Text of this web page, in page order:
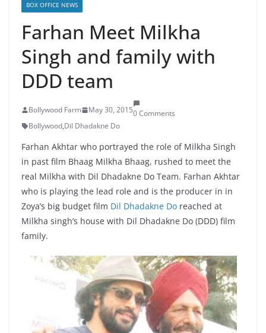
BOX OFFICE NEWS
Farhan Meet Milkha
Singh and family with
DDD team
Bollywood Farm May 30, 20150 Comments
Bollywood,Dil Dhadakne Do
Farhan Akhtar who portrayed the role of Milkha Singh
in past film Bhaag Milkha Bhaag, rushed to meet the
real Milkha with Dil Dhadakne Do Team. Farhan Akhtar
who is playing the lead role and is the producer in in
Zoya’s big budget film Dil Dhadakne Do reached at
Milkha singh’s house with Dil Dhadakne Do (DDD) film
family.